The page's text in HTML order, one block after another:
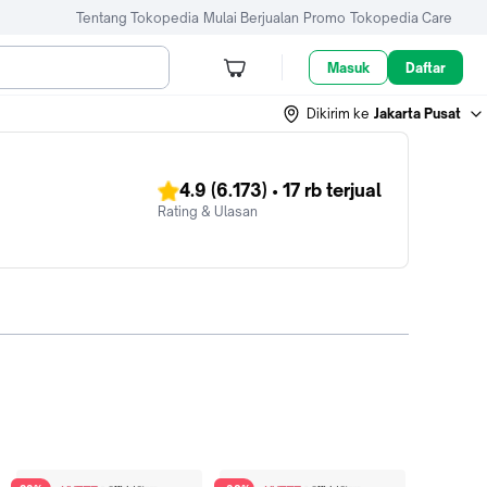
Tentang Tokopedia Mulai Berjualan Promo Tokopedia Care
Masuk Daftar
Dikirim ke Jakarta Pusat
4.9 (6.173) • 17 rb terjual
Rating & Ulasan